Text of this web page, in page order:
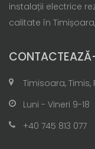
instalații electrice
calitate în
Timisoara, Timis,
Luni - Vineri 9-18
+40 745 813 077